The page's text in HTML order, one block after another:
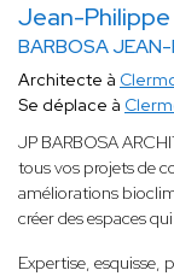
Jean-Philippe
BARBOSA JEAN-
Architecte à
Se déplace à
JP BARBOSA
tous vos projets de
améliorations
créer des espaces
Expertise, esquisse,